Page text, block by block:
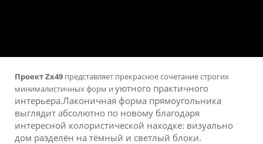
Проект Zx49 представляет прекрасное сочетание строгих
минималистичных форм и уютного практичного
интерьера.Лаконичная форма прямоугольника
выглядит абсолютно по новому благодаря
интересной колористической находке: визуально
дом разделён на тёмный и светлый блоки.